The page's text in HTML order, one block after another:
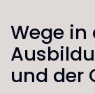
Wege in
und der